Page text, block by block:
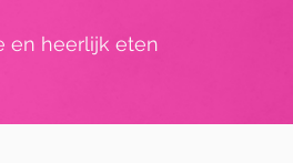
en heerlijk eten